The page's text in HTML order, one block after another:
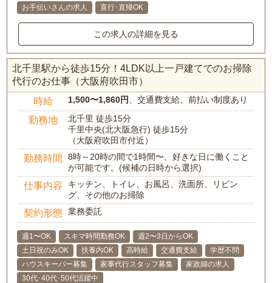
お手伝いさんの求人
直行･直帰OK
この求人の詳細を見る
北千里駅から徒歩15分！4LDK以上一戸建てでのお掃除
代行のお仕事（大阪府吹田市）
時給 1,500〜1,860円 、交通費支給、前払い制度あり
勤務地
北千里 徒歩15分
千里中央(北大阪急行) 徒歩15分
（大阪府吹田市付近）
勤務時間
8時～20時の間で1時間〜、好きな日に働くこと
が可能です。(候補の日時から選択)
仕事内容
キッチン、トイレ、お風呂、洗面所、リビン
グ、その他のお掃除
契約形態 業務委託
週1〜OK スキマ時間勤務OK
週2〜3日からOK
土日祝のみOK
扶養内OK 高時給 交通費支給
学歴不問
ハウスキーパー募集
家事代行スタッフ募集
家政婦の求人
30代･40代･50代活躍中